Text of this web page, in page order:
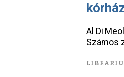
Al Di
Számos